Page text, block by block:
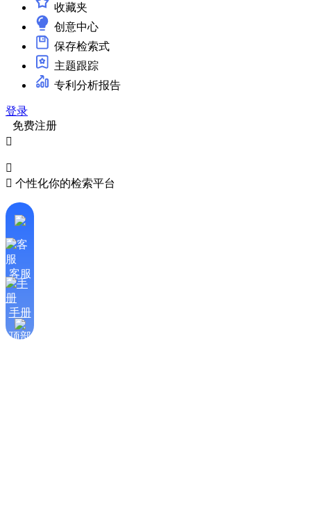
收藏夹
创意中心
保存检索式
主题跟踪
专利分析报告
登录
免费注册


 个性化你的检索平台
客服
手册
顶部